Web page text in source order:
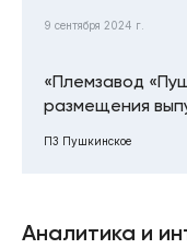
9 сентября 2024 г.
«Племзавод
размещения
ПЗ Пушкинское
Аналитика и